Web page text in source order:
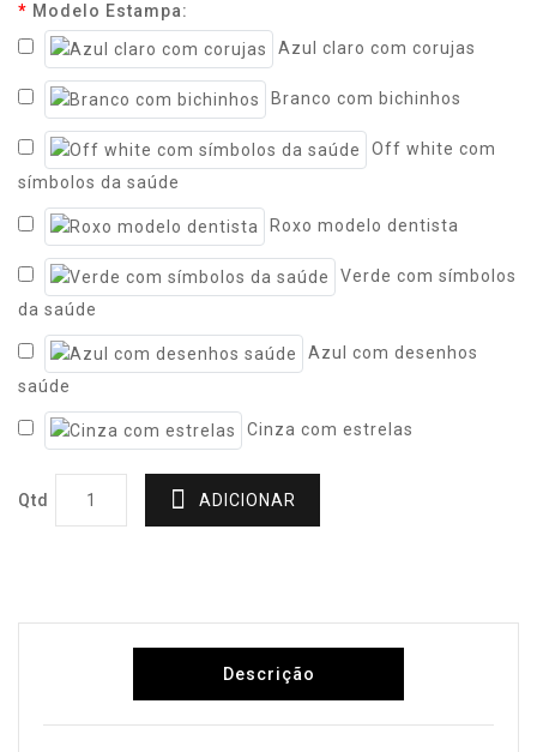
Modelo Estampa:
Azul claro com corujas
Branco com bichinhos
Off white com
símbolos da saúde
Roxo modelo dentista
Verde com símbolos
da saúde
Azul com desenhos
saúde
Cinza com estrelas
Qtd ADICIONAR
Descrição